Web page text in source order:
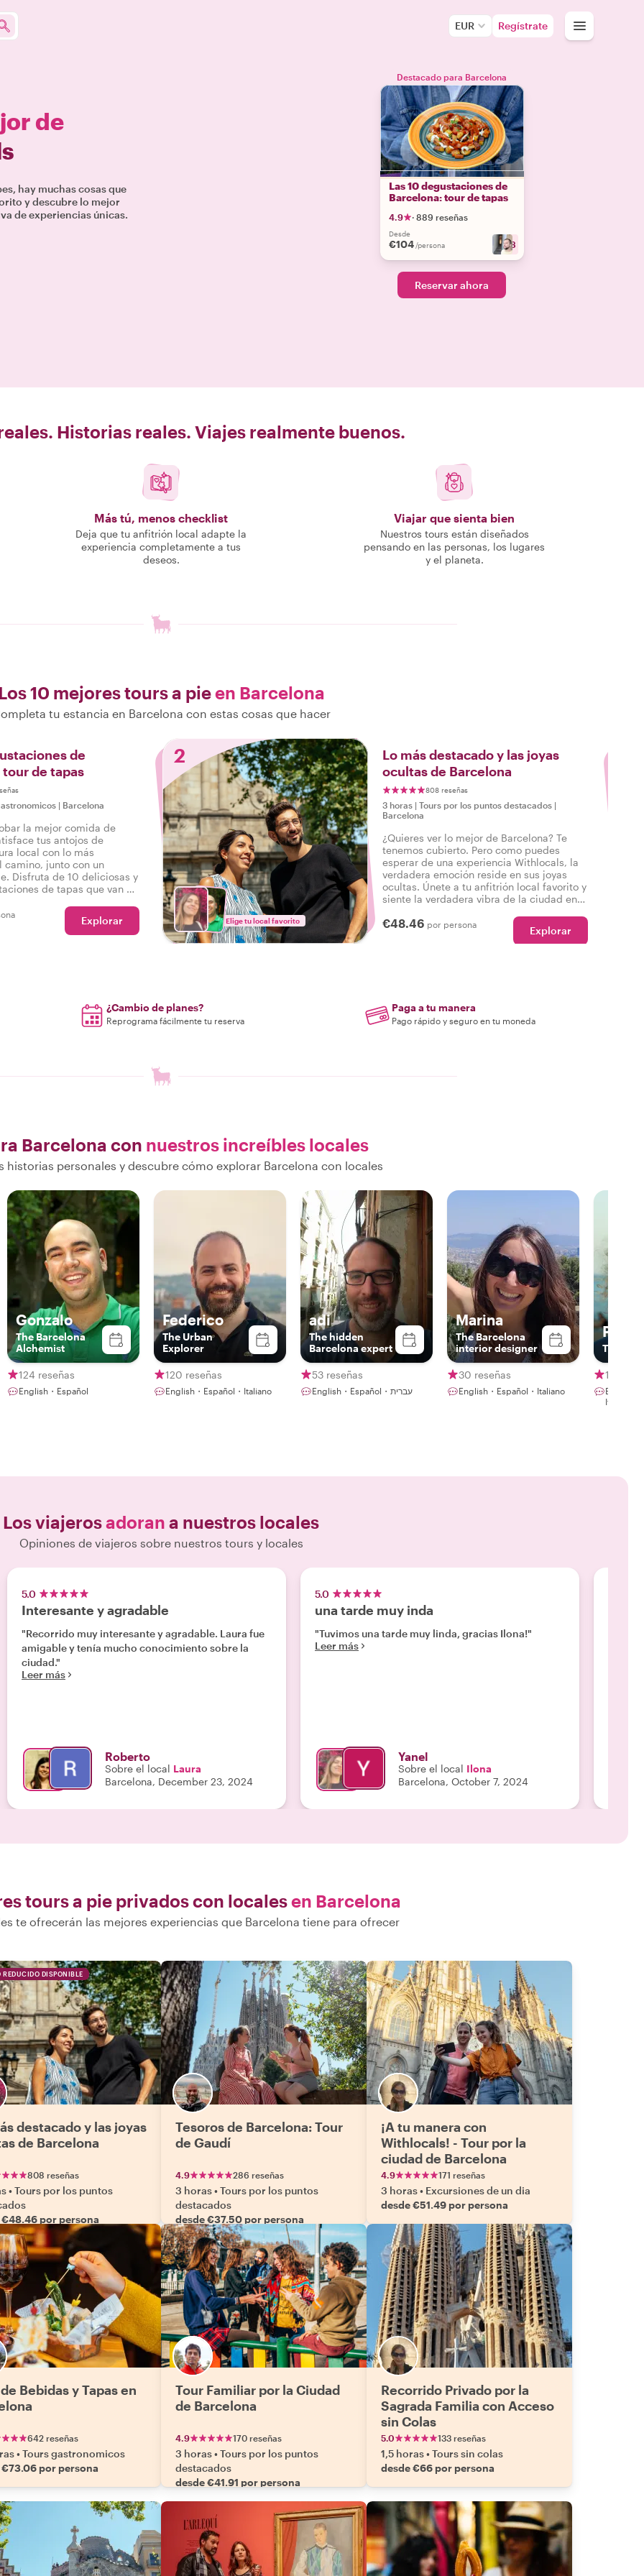
EUR Regístrate
de
hay muchas cosas que
y descubre lo mejor
de experiencias únicas.
Destacado para Barcelona
Las 10 degustaciones de
Barcelona: tour de tapas
4.9 · 889 reseñas
Desde
€104 /persona +23
Reservar ahora
Historias reales. Viajes realmente buenos.
Más tú, menos checklist
Deja que tu anfitrión local adapte la
experiencia completamente a tus
deseos.
Viajar que sienta bien
Nuestros tours están diseñados
pensando en las personas, los lugares
y el planeta.
10 mejores tours a pieen Barcelona
tu estancia en Barcelona con estas cosas que hacer
de
de tapas
| Barcelona
la mejor comida de
tus antojos de
local con lo más
camino, junto con un
Disfruta de 10 deliciosas y
de tapas que van de
gastronómico por
Explorar
2
Elige tu local favorito
Lo más destacado y las joyas
ocultas de Barcelona
808 reseñas
3 horas | Tours por los puntos destacados |
Barcelona
¿Quieres ver lo mejor de Barcelona? Te
tenemos cubierto. Pero como puedes
esperar de una experiencia Withlocals, la
verdadera emoción reside en sus joyas
ocultas. Únete a tu anfitrión local favorito y
siente la verdadera vibra de la ciudad en
decir: He experimentado la auténtica
€48.46 por persona Explorar
¿Cambio de planes?
Reprograma fácilmente tu reserva
Paga a tu manera
Pago rápido y seguro en tu moneda
Barcelona con nuestros increíbles locales
historias personales y descubre cómo explorar Barcelona con locales
Gonzalo
The Barcelona
Alchemist
124 reseñas
English・Español
Federico
The Urban
Explorer
120 reseñas
English・Español・Italiano
adi
The hidden
Barcelona expert
53 reseñas
English・Español・עברית
Marina
The Barcelona
interior designer
30 reseñas
English・Español・Italiano
Pili
The
182
English
Italiano
Los viajerosadoran a nuestros locales
Opiniones de viajeros sobre nuestros tours y locales
5.0
Interesante y agradable
"Recorrido muy interesante y agradable. Laura fue
amigable y tenía mucho conocimiento sobre la
ciudad."
Leer más
Roberto
Sobre el local Laura
Barcelona, December 23, 2024
5.0
una tarde muy inda
"Tuvimos una tarde muy linda, gracias Ilona!"
Leer más
Yanel
Sobre el local Ilona
Barcelona, October 7, 2024
tours a pie privados con localesen Barcelona
te ofrecerán las mejores experiencias que Barcelona tiene para ofrecer
REDUCIDO DISPONIBLE
destacado y las joyas
de Barcelona
808 reseñas
•Tours por los puntos
€48.46 por persona
Tesoros de Barcelona: Tour
de Gaudí
4.9 286 reseñas
3 horas•Tours por los puntos
destacados
desde €37.50 por persona
¡A tu manera con
Withlocals! - Tour por la
ciudad de Barcelona
4.9 171 reseñas
3 horas• Excursiones de un dia
desde €51.49 por persona
Bebidas y Tapas en
642 reseñas
•Tours gastronomicos
€73.06 por persona
Tour Familiar por la Ciudad
de Barcelona
4.9 170 reseñas
3 horas•Tours por los puntos
destacados
desde €41.91 por persona
Recorrido Privado por la
Sagrada Familia con Acceso
sin Colas
5.0 133 reseñas
1,5 horas•Tours sin colas
desde €66 por persona